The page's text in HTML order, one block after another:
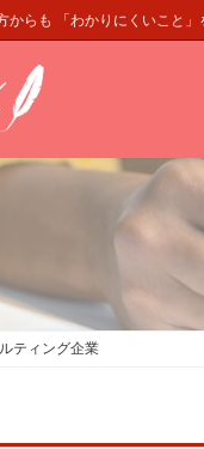
らも 「わかりにくいこと
ティング企業